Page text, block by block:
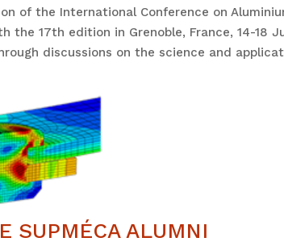
of the International Conference on
the 17th edition in Grenoble, France, 14-
discussions on the science and
SUPMÉCA ALUMNI